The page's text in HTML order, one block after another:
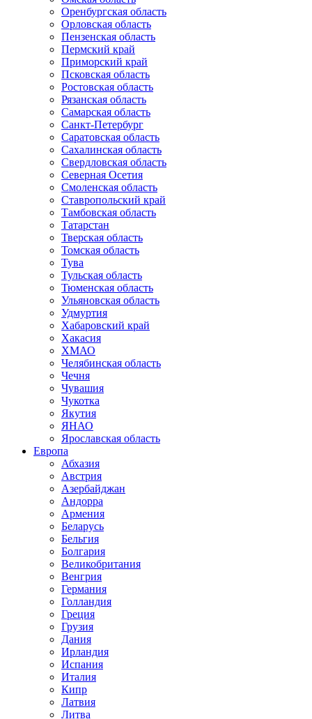
Оренбургская область
Орловская область
Пензенская область
Пермский край
Приморский край
Псковская область
Ростовская область
Рязанская область
Самарская область
Санкт-Петербург
Саратовская область
Сахалинская область
Свердловская область
Северная Осетия
Смоленская область
Ставропольский край
Тамбовская область
Татарстан
Тверская область
Томская область
Тува
Тульская область
Тюменская область
Ульяновская область
Удмуртия
Хабаровский край
Хакасия
ХМАО
Челябинская область
Чечня
Чувашия
Чукотка
Якутия
ЯНАО
Ярославская область
Европа
Абхазия
Австрия
Азербайджан
Андорра
Армения
Беларусь
Бельгия
Болгария
Великобритания
Венгрия
Германия
Голландия
Греция
Грузия
Дания
Ирландия
Испания
Италия
Кипр
Латвия
Литва